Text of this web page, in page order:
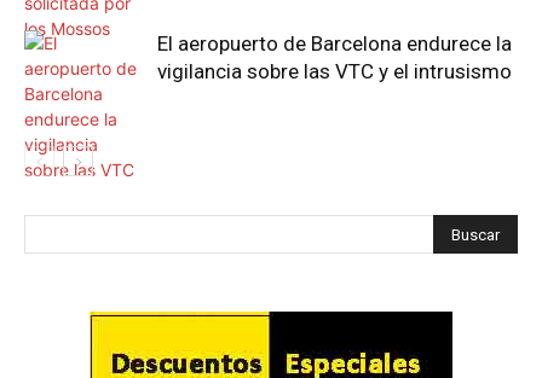
El aeropuerto de Barcelona endurece la
vigilancia sobre las VTC y el intrusismo